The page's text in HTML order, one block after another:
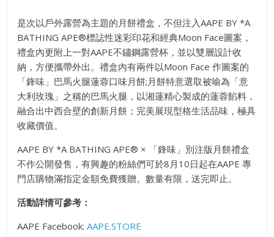
是次以戶外露營為主題的月餅禮盒，不但注入AAPE BY *A
BATHING APE®標誌性迷彩印花和經典Moon Face圖案，
禮盒內更附上一對AAPE不鏽鋼露營杯，並以雙層設計收
納，方便攜帶外出。禮盒內有兩件以Moon Face 作圖案的
「鋒味」巴馬火腿蓮蓉口味月餅;月餅特意選取被喻為「意
大利玫瑰」之稱的巴馬火腿，以湘蓮精心製成的蓮蓉餡料，
融合出中西合壁的創新月餅；完美展現型格生活品味，極具
收藏價值。
AAPE BY *A BATHING APE® × 「鋒味」別注版月餅禮盒
不作公開發售，有興趣的粉絲們可於8月10日起在AAPE 專
門店購物滿指定金額免費獲贈。數量有限，送完即止。
活動詳情可參考：
AAPE Facebook: AAPE.STORE